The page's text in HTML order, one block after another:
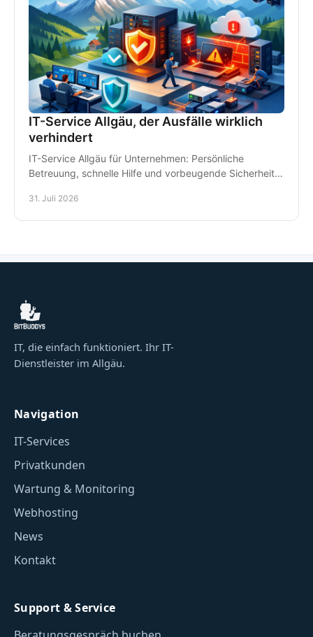
IT-Service Allgäu, der Ausfälle wirklich
verhindert
IT-Service Allgäu für Unternehmen: Persönliche
Betreuung, schnelle Hilfe und vorbeugende Sicherheit
31. Juli 2026
IT, die einfach funktioniert. Ihr IT-
Dienstleister im Allgäu.
Navigation
IT-Services
Privatkunden
Wartung & Monitoring
Webhosting
News
Kontakt
Support & Service